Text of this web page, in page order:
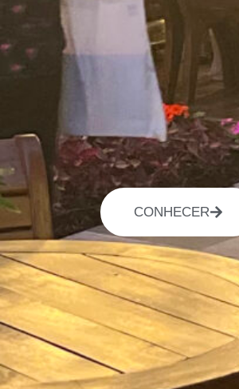
CONHECER